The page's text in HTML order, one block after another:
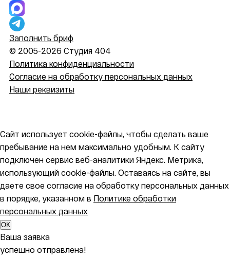
Заполнить бриф
© 2005-2026 Студия 404
Политика конфиденциальности
Согласие на обработку персональных данных
Наши реквизиты
Сайт использует cookie-файлы, чтобы сделать ваше
пребывание на нем максимально удобным. К cайту
подключен сервис веб-аналитики Яндекс. Метрика,
использующий cookie-файлы. Оставаясь на сайте, вы
даете свое согласие на обработку персональных данных
в порядке, указанном в Политике обработки
персональных данных
ОК
Ваша заявка
успешно отправлена!